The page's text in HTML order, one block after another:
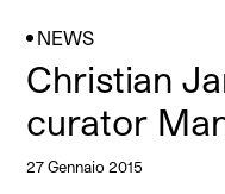
NEWS
Christian
curator
27 Gennaio 2015